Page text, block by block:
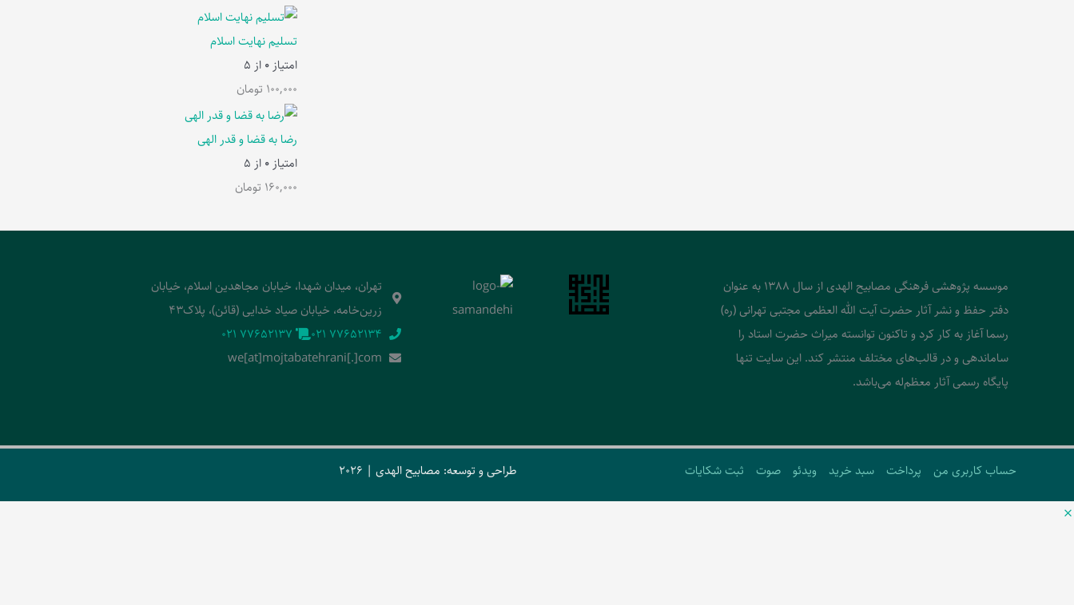
تسلیم نهایت اسلام
امتیاز 0 از 5
100,000 تومان
رضا به قضا و قدر الهی
امتیاز 0 از 5
160,000 تومان
موسسه پژوهشی فرهنگی مصابیح الهدی از سال 1388 به عنوان
دفتر حفظ و نشر آثار حضرت آیت الله العظمی مجتبی تهرانی (ره)
رسما آغاز به کار کرد و تاکنون توانسته میراث حضرت استاد را
ساماندهی و در قالب‌های مختلف منتشر کند. این سایت تنها
پایگاه رسمی آثار معظم‌له می‌باشد.
تهران، میدان شهدا، خیابان مجاهدین اسلام، خیابان
زرین‌خامه، خیابان صیاد خدایی (قائن)، پلاک43
‭021 77652134‬
‭021 77652137‬
we[at]mojtabatehrani[.]com
حساب کاربری من پرداخت سبد خرید ویدئو صوت ثبت شکایات طراحی و توسعه: مصابیح الهدی | 2026